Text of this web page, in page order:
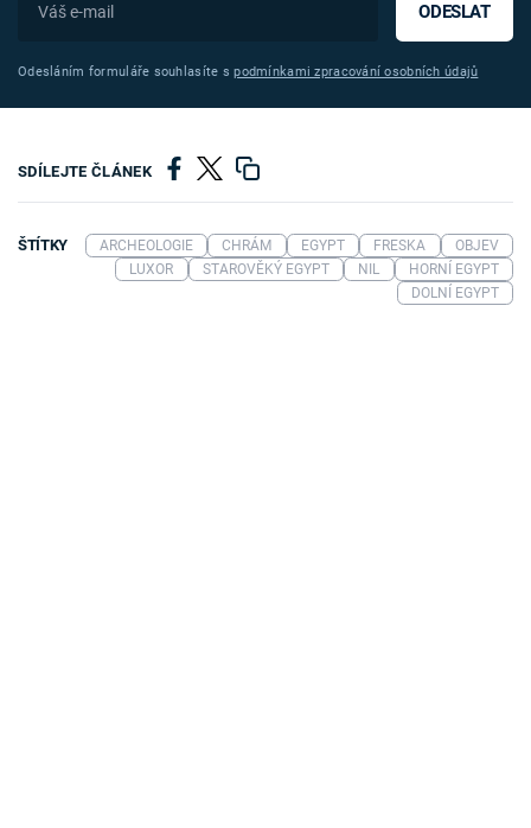
ODESLAT
Odesláním formuláře souhlasíte spodmínkami zpracování osobních údajů
SDÍLEJTE ČLÁNEK
ŠTÍTKY ARCHEOLOGIE CHRÁM EGYPT FRESKA
OBJEV
LUXOR
STAROVĚKÝ EGYPT NIL
HORNÍ EGYPT
DOLNÍ EGYPT